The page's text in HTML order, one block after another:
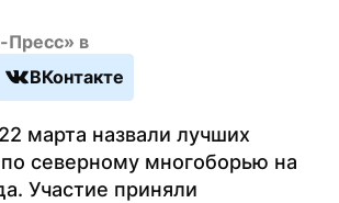
Пресс» в
ВКонтакте
марта назвали лучших
северному многоборью на
Участие приняли